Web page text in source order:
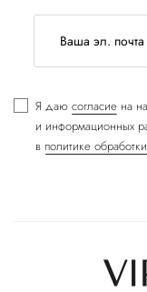
Я даю согласие на
и информационных
в политике